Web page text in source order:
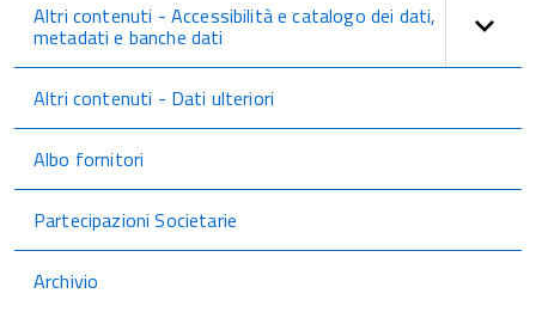
Altri contenuti - Accessibilità e catalogo dei dati,
metadati e banche dati
Altri contenuti - Dati ulteriori
Albo fornitori
Partecipazioni Societarie
Archivio